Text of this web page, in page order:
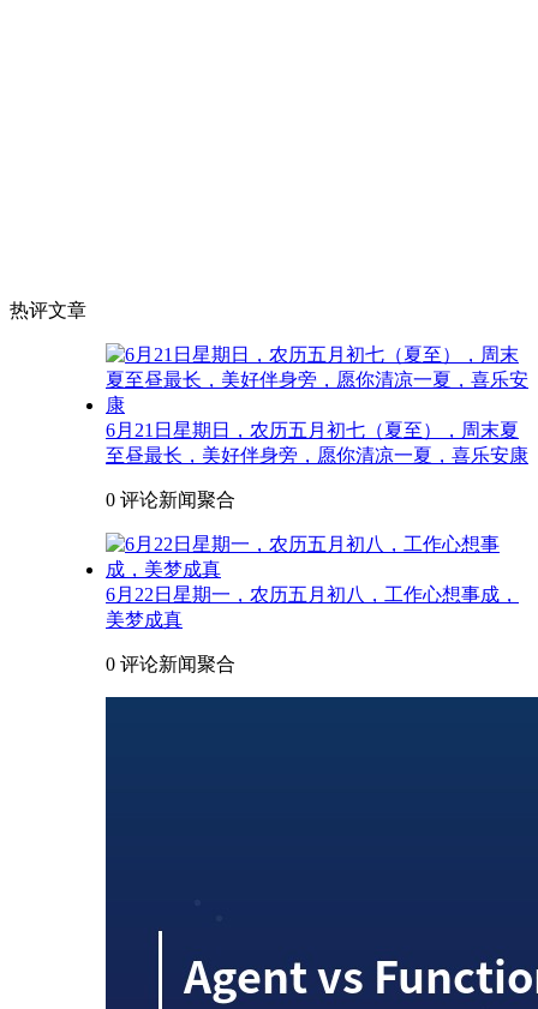
热评文章
6月21日星期日，农历五月初七（夏至），周末夏
至昼最长，美好伴身旁，愿你清凉一夏，喜乐安康
0 评论新闻聚合
6月22日星期一，农历五月初八，工作心想事成，
美梦成真
0 评论新闻聚合